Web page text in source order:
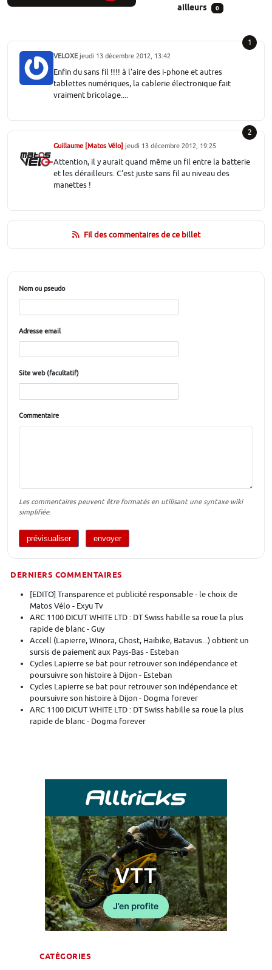
ailleurs
0
1
VELOXEjeudi 13 décembre 2012, 13:42
Enfin du sans fil !!!! à l'aire des i-phone et autres
tablettes numériques, la cablerie électronique fait
vraiment bricolage....
2
Guillaume [Matos Vélo] jeudi 13 décembre 2012, 19:25
Attention, il y aurait quand même un fil entre la batterie
et les dérailleurs. C'est juste sans fil au niveau des
manettes !
Fil des commentaires de ce billet
Nom ou pseudo
Adresse email
Site web (facultatif)
Commentaire
Les commentaires peuvent être formatés en utilisant une syntaxe wiki
simplifiée.
DERNIERS COMMENTAIRES
[EDITO] Transparence et publicité responsable - le choix de
Matos Vélo - Exyu Tv
ARC 1100 DICUT WHITE LTD : DT Swiss habille sa roue la plus
rapide de blanc - Guy
Accell (Lapierre, Winora, Ghost, Haibike, Batavus...) obtient un
sursis de paiement aux Pays-Bas - Esteban
Cycles Lapierre se bat pour retrouver son indépendance et
poursuivre son histoire à Dijon - Esteban
Cycles Lapierre se bat pour retrouver son indépendance et
poursuivre son histoire à Dijon - Dogma forever
ARC 1100 DICUT WHITE LTD : DT Swiss habille sa roue la plus
rapide de blanc - Dogma forever
CATÉGORIES